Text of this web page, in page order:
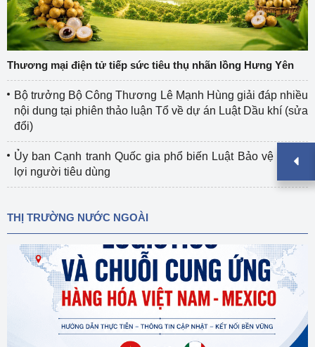
Thương mại điện tử tiếp sức tiêu thụ nhãn lồng Hưng Yên
Bộ trưởng Bộ Công Thương Lê Mạnh Hùng giải đáp nhiều
nội dung tại phiên thảo luận Tổ về dự án Luật Dầu khí (sửa
đổi)
Ủy ban Cạnh tranh Quốc gia phổ biến Luật Bảo vệ quyền
lợi người tiêu dùng
THỊ TRƯỜNG NƯỚC NGOÀI